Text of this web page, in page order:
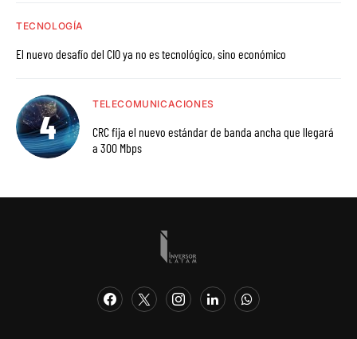
TECNOLOGÍA
El nuevo desafío del CIO ya no es tecnológico, sino económico
TELECOMUNICACIONES
CRC fija el nuevo estándar de banda ancha que llegará
a 300 Mbps